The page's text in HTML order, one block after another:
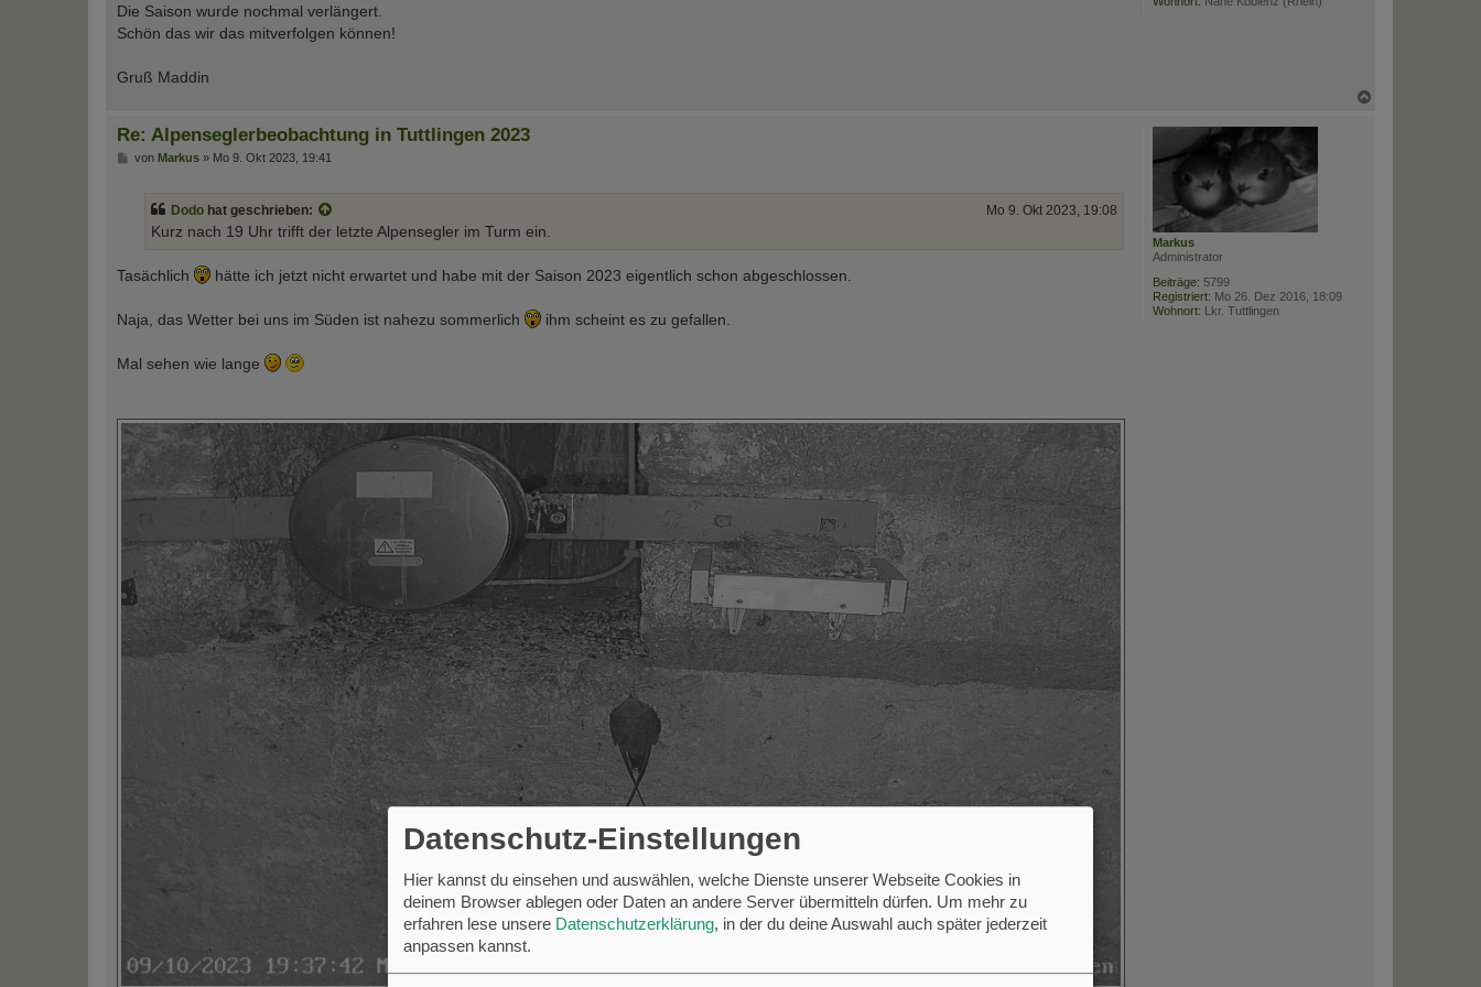
r
a
g
Die Saison wurde nochmal verlängert.
Schön das wir das mitverfolgen können!
Gruß Maddin
Markus
Administrator
Beiträge: 5799
Registriert: Mo 26. Dez 2016, 18:09
Wohnort: Lkr. Tuttlingen
Re: Alpenseglerbeobachtung in Tuttlingen 2023
Bvon Markus» Mo 9. Okt 2023, 19:41
Dodo hat geschrieben: Mo 9. Okt 2023, 19:08
Kurz nach 19 Uhr trifft der letzte Alpensegler im Turm ein.
Tasächlich hätte ich jetzt nicht erwartet und habe mit der Saison 2023 eigentlich schon abgeschlossen.
Naja, das Wetter bei uns im Süden ist nahezu sommerlich ihm scheint es zu gefallen.
Mal sehen wie lange
Datenschutz-Einstellungen
Hier kannst du einsehen und auswählen, welche Dienste unserer Webseite Cookies in
deinem Browser ablegen oder Daten an andere Server übermitteln dürfen. Um mehr zu
erfahren lese unsere Datenschutzerklärung, in der du deine Auswahl auch später jederzeit
anpassen kannst.